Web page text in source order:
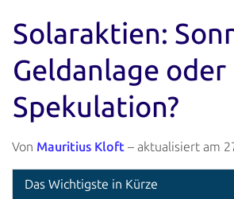
So funktionierts
Abgeschlossene Projekte
Ausfallquote
Ratgeber
Solaraktien:
Geldanlage oder
Spekulation?
Von Mauritius Kloft – aktualisiert am
Das Wichtigste in Kürze